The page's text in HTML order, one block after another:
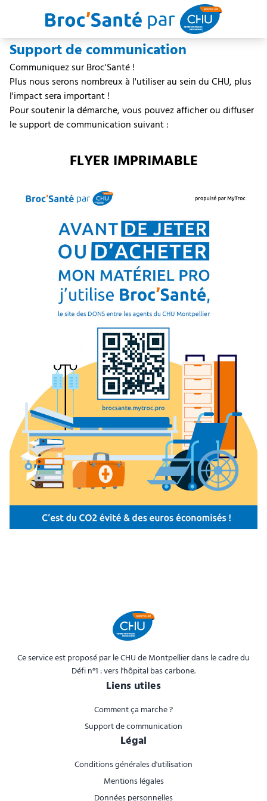
Support de communication
Communiquez sur Broc'Santé !
Plus nous serons nombreux à l'utiliser au sein du CHU, plus
l'impact sera important !
Pour soutenir la démarche, vous pouvez afficher ou diffuser
le support de communication suivant :
FLYER IMPRIMABLE
Ce service est proposé par le CHU de Montpellier dans le cadre du
Défi n°1 : vers l'hôpital bas carbone.
Liens utiles
Comment ça marche ?
Support de communication
Légal
Conditions générales d'utilisation
Mentions légales
Données personnelles